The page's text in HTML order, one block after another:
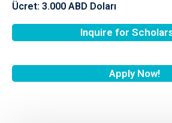
Ücret: 3.000 ABD Doları
Inquire for
Apply Now!